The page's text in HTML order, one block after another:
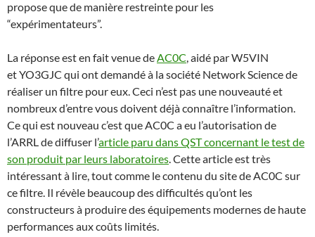
propose que de manière restreinte pour les
“expérimentateurs”.
La réponse est en fait venue deAC0C, aidé par W5VIN
et YO3GJC qui ont demandé à la société Network Science de
réaliser un filtre pour eux. Ceci n’est pas une nouveauté et
nombreux d’entre vous doivent déjà connaître l’information.
Ce qui est nouveau c’est que AC0C a eu l’autorisation de
l’ARRL de diffuser l’article paru dans QST concernant le test de
son produit par leurs laboratoires. Cette article est très
intéressant à lire, tout comme le contenu du site de AC0C sur
ce filtre. Il révèle beaucoup des difficultés qu’ont les
constructeurs à produire des équipements modernes de haute
performances aux coûts limités.